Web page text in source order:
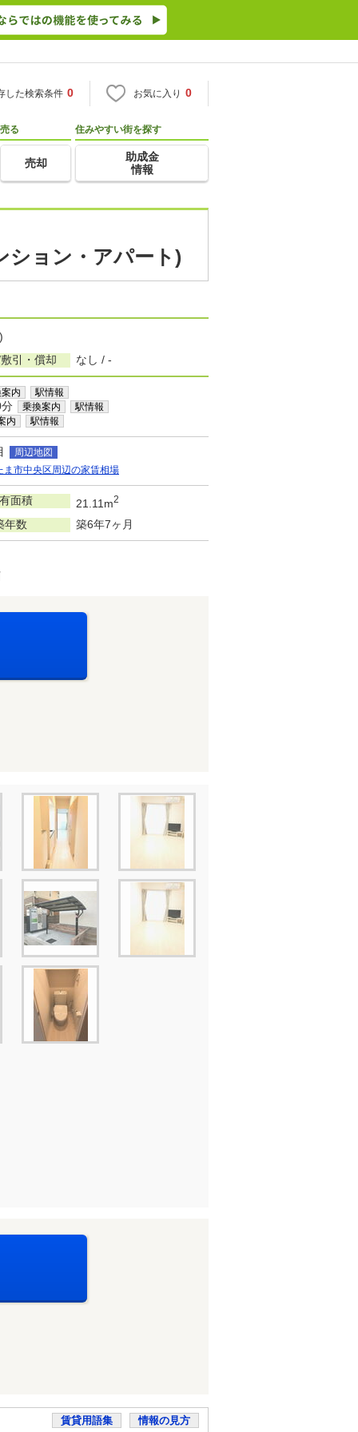
した検索条件 0 お気に入り 0
売る
売却
住みやすい街を探す
助成金
情報
ョン・アパート)
引・償却 なし / -
内 駅情報
乗換案内 駅情報
内 駅情報
周辺地図
ま市中央区周辺の家賃相場
面積 21.11m2
年数 築6年7ヶ月
賃貸用語集 情報の見方